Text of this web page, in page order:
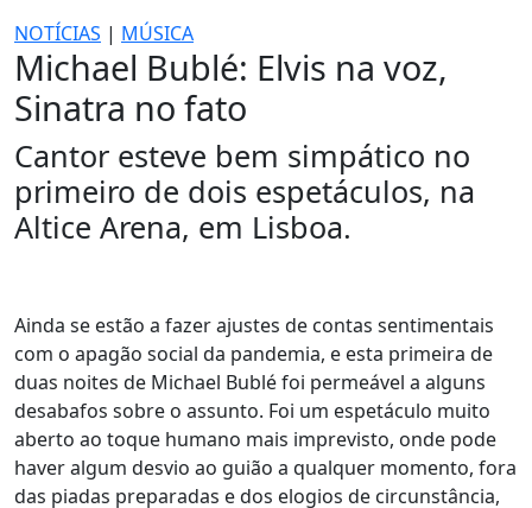
NOTÍCIAS | MÚSICA
Michael Bublé: Elvis na voz,
Sinatra no fato
Cantor esteve bem simpático no
primeiro de dois espetáculos, na
Altice Arena, em Lisboa.
Ainda se estão a fazer ajustes de contas sentimentais
com o apagão social da pandemia, e esta primeira de
duas noites de Michael Bublé foi permeável a alguns
desabafos sobre o assunto. Foi um espetáculo muito
aberto ao toque humano mais imprevisto, onde pode
haver algum desvio ao guião a qualquer momento, fora
das piadas preparadas e dos elogios de circunstância,